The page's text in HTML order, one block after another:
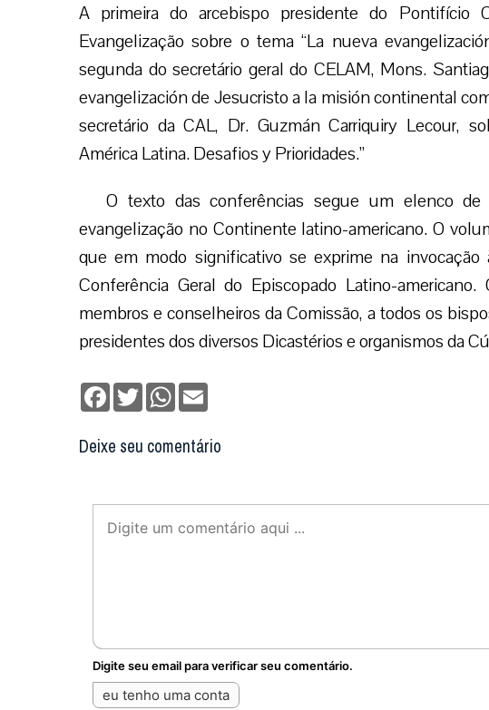
A primeira do arcebispo presidente do Pontifício
Evangelização sobre o tema “La nueva
segunda do secretário geral do CELAM, Mons.
evangelización de Jesucristo a la misión continental
secretário da CAL, Dr. Guzmán Carriquiry Lecour,
América Latina. Desafios y Prioridades.”
O texto das conferências segue um elenco de
evangelização no Continente latino-americano. O
que em modo significativo se exprime na invocação
Conferência Geral do Episcopado Latino-
membros e conselheiros da Comissão, a todos os
presidentes dos diversos Dicastérios e organismos da
Facebook
TwitterWhatsApp
Deixe seu comentário
Digite seu email para verificar seu comentário.
eu tenho uma conta